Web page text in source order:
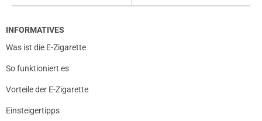
INFORMATIVES
Was ist die E-Zigarette
So funktioniert es
Vorteile der E-Zigarette
Einsteigertipps